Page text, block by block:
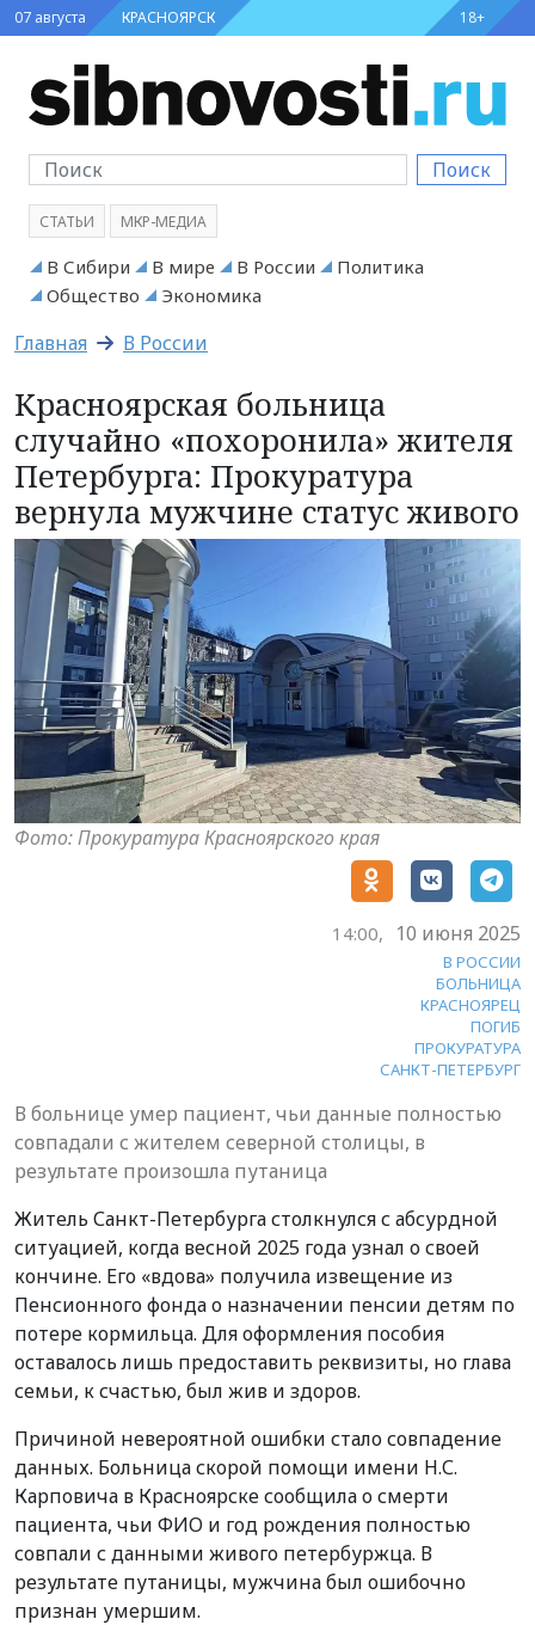
07 августа КРАСНОЯРСК 18+
Поиск
СТАТЬИ МКР-МЕДИА
В Сибири В мире В России
Политика
Общество
Экономика
Главная В России
Красноярская больница
случайно «похоронила» жителя
Петербурга: Прокуратура
вернула мужчине статус живого
Фото: Прокуратура Красноярского края
14:00, 10 июня 2025
В РОССИИ
БОЛЬНИЦА
КРАСНОЯРЕЦ
ПОГИБ
ПРОКУРАТУРА
САНКТ-ПЕТЕРБУРГ
В больнице умер пациент, чьи данные полностью
совпадали с жителем северной столицы, в
результате произошла путаница
Житель Санкт-Петербурга столкнулся с абсурдной
ситуацией, когда весной 2025 года узнал о своей
кончине. Его «вдова» получила извещение из
Пенсионного фонда о назначении пенсии детям по
потере кормильца. Для оформления пособия
оставалось лишь предоставить реквизиты, но глава
семьи, к счастью, был жив и здоров.
Причиной невероятной ошибки стало совпадение
данных. Больница скорой помощи имени Н.С.
Карповича в Красноярске сообщила о смерти
пациента, чьи ФИО и год рождения полностью
совпали с данными живого петербуржца. В
результате путаницы, мужчина был ошибочно
признан умершим.